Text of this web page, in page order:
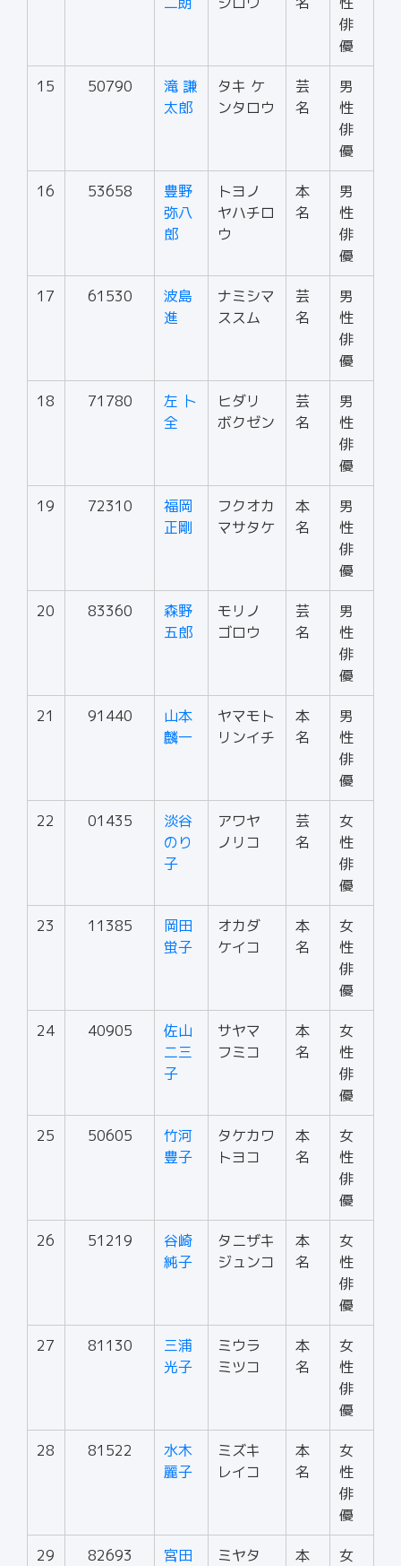
俳
優
15 50790
滝 謙
太郎
タキ ケ
ンタロウ
芸
名
男
性
俳
優
16 53658
豊野
弥八
郎
トヨノ
ヤハチロ
ウ
本
名
男
性
俳
優
17 61530
波島
進
ナミシマ
ススム
芸
名
男
性
俳
優
18 71780
左 卜
全
ヒダリ
ボクゼン
芸
名
男
性
俳
優
19 72310
福岡
正剛
フクオカ
マサタケ
本
名
男
性
俳
優
20 83360
森野
五郎
モリノ
ゴロウ
芸
名
男
性
俳
優
21 91440
山本
麟一
ヤマモト
リンイチ
本
名
男
性
俳
優
22 01435
淡谷
のり
子
アワヤ
ノリコ
芸
名
女
性
俳
優
23 11385
岡田
蛍子
オカダ
ケイコ
本
名
女
性
俳
優
24 40905
佐山
二三
子
サヤマ
フミコ
本
名
女
性
俳
優
25 50605
竹河
豊子
タケカワ
トヨコ
本
名
女
性
俳
優
26 51219
谷崎
純子
タニザキ
ジュンコ
本
名
女
性
俳
優
27 81130
三浦
光子
ミウラ
ミツコ
本
名
女
性
俳
優
28 81522
水木
麗子
ミズキ
レイコ
本
名
女
性
俳
優
29 82693
宮田
ミヤタ
本
女